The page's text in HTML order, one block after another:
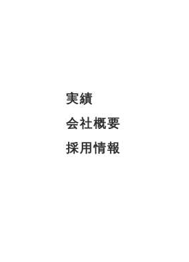
実績
会社概要
採用情報